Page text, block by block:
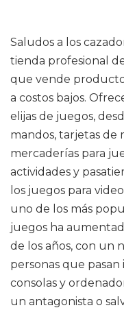
Saludos a los
tienda profesional
que vende
a costos bajos.
elijas de juegos,
mandos, tarjetas de
mercaderías para
actividades y
los juegos para
uno de los más
juegos ha
de los años, con un
personas que
consolas y
un antagonista o